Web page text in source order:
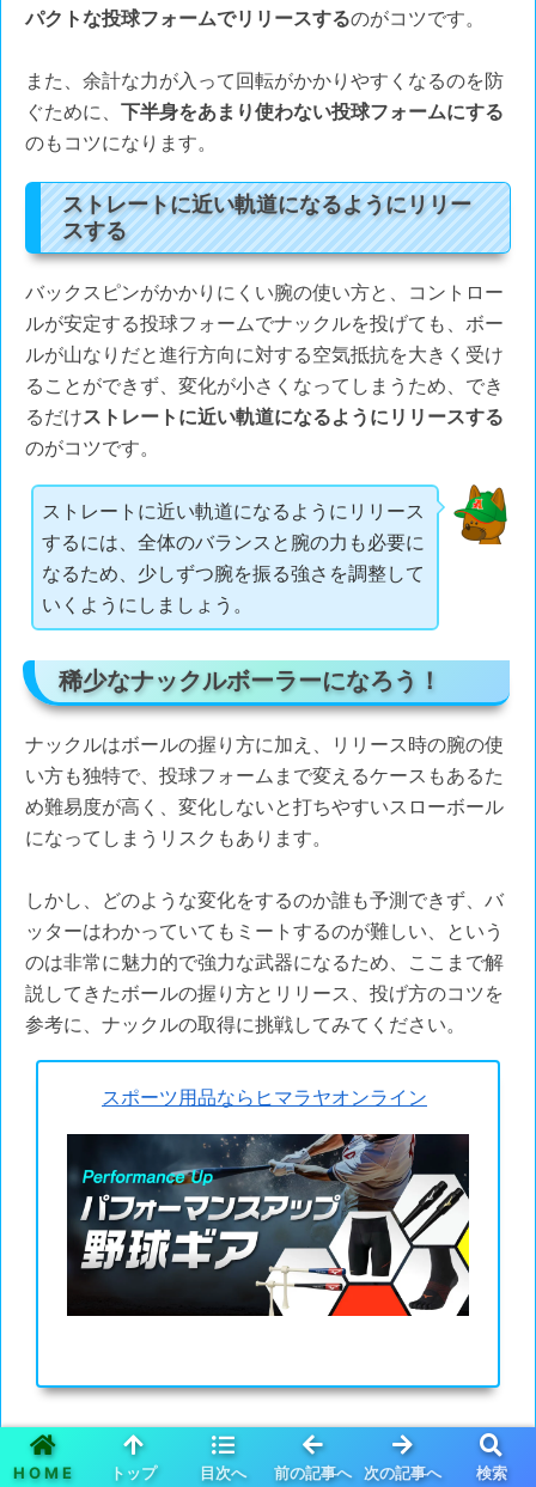
パクトな投球フォームでリリースするのがコツです。
また、余計な力が入って回転がかかりやすくなるのを防
ぐために、 下半身をあまり使わない投球フォームにする
のもコツになります。
ストレートに近い軌道になるようにリリー
スする
バックスピンがかかりにくい腕の使い方と、コントロー
ルが安定する投球フォームでナックルを投げても、ボー
ルが山なりだと進行方向に対する空気抵抗を大きく受け
ることができず、変化が小さくなってしまうため、でき
るだけストレートに近い軌道になるようにリリースする
のがコツです。
ストレートに近い軌道になるようにリリース
するには、全体のバランスと腕の力も必要に
なるため、少しずつ腕を振る強さを調整して
いくようにしましょう。
稀少なナックルボーラーになろう！
ナックルはボールの握り方に加え、リリース時の腕の使
い方も独特で、投球フォームまで変えるケースもあるた
め難易度が高く、変化しないと打ちやすいスローボール
になってしまうリスクもあります。
しかし、どのような変化をするのか誰も予測できず、バ
ッターはわかっていてもミートするのが難しい、という
のは非常に魅力的で強力な武器になるため、ここまで解
説してきたボールの握り方とリリース、投げ方のコツを
参考に、ナックルの取得に挑戦してみてください。
スポーツ用品ならヒマラヤオンライン
管理人
HOME トップ 目次へ 前の記事へ 次の記事へ 検索